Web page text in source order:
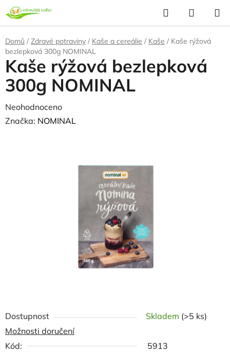
Přejít
na
obsah
Hledat
KOŠÍK
Domů / Zdravé potraviny / Kaše a cereálie / Kaše / Kaše rýžová
bezlepková 300g NOMINAL
Dostupnost Skladem (>5 ks)
Možnosti doručení
Kód:
5913
Kaše rýžová bezlepková
300g NOMINAL
Průměrné
hodnocení
Neohodnoceno
Značka: NOMINAL